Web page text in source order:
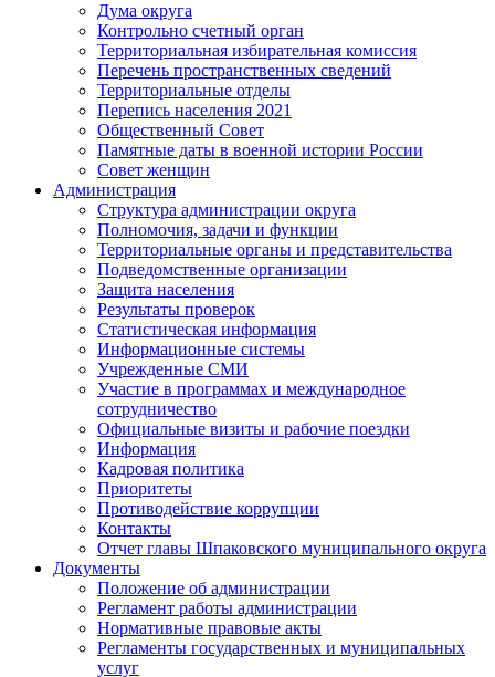
Дума округа
Контрольно счетный орган
Территориальная избирательная комиссия
Перечень пространственных сведений
Территориальные отделы
Перепись населения 2021
Общественный Совет
Памятные даты в военной истории России
Совет женщин
Администрация
Структура администрации округа
Полномочия, задачи и функции
Территориальные органы и представительства
Подведомственные организации
Защита населения
Результаты проверок
Статистическая информация
Информационные системы
Учрежденные СМИ
Участие в программах и международное
сотрудничество
Официальные визиты и рабочие поездки
Информация
Кадровая политика
Приоритеты
Противодействие коррупции
Контакты
Отчет главы Шпаковского муниципального округа
Документы
Положение об администрации
Регламент работы администрации
Нормативные правовые акты
Регламенты государственных и муниципальных
услуг